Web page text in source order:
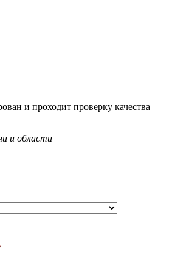
и проходит проверку качества
и области